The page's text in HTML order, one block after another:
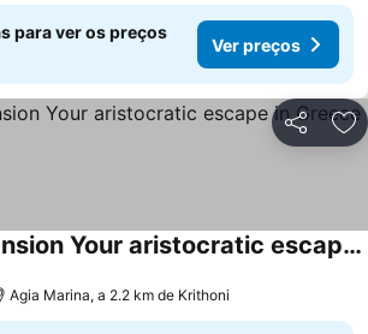
para ver os preços
Ver preços
Partilhar
Theodore's Mansion Your aristocratic escape in Greece
Agia Marina, a 2.2 km de Krithoni